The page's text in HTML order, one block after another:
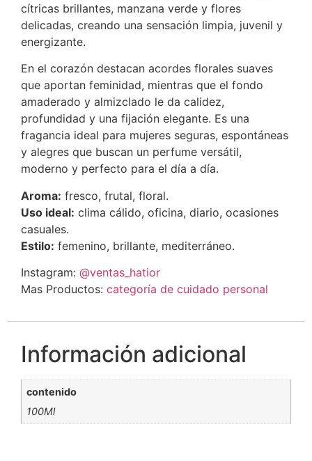
cítricas brillantes, manzana verde y flores
delicadas, creando una sensación limpia, juvenil y
energizante.
En el corazón destacan acordes florales suaves
que aportan feminidad, mientras que el fondo
amaderado y almizclado le da calidez,
profundidad y una fijación elegante. Es una
fragancia ideal para mujeres seguras, espontáneas
y alegres que buscan un perfume versátil,
moderno y perfecto para el día a día.
Aroma: fresco, frutal, floral.
Uso ideal: clima cálido, oficina, diario, ocasiones
casuales.
Estilo: femenino, brillante, mediterráneo.
Instagram: @ventas_hatior
Mas Productos: categoría de cuidado personal
Información adicional
contenido
100Ml